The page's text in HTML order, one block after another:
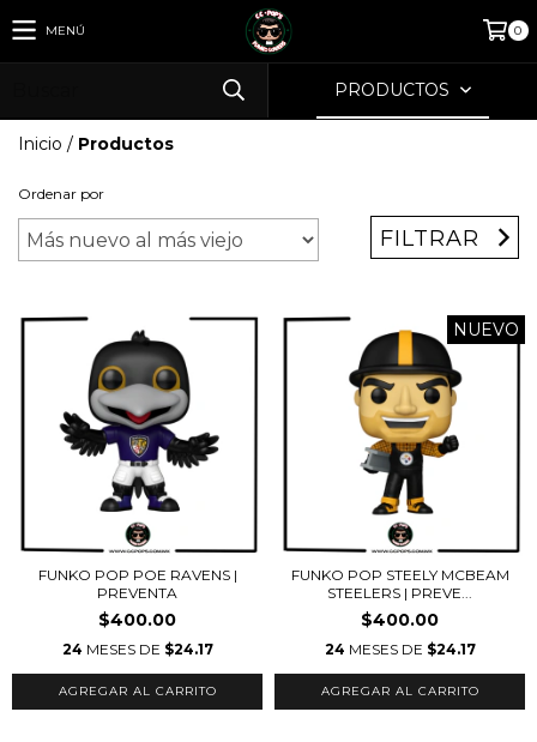
MENÚ 0
PRODUCTOS
Inicio / Productos
Ordenar por
FILTRAR
FUNKO POP POE RAVENS |
PREVENTA
$400.00
24 MESES DE $24.17
NUEVO
FUNKO POP STEELY MCBEAM
STEELERS | PREVE...
$400.00
24 MESES DE $24.17